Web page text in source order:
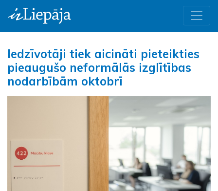
Iedzīvotāji tiek aicināti pieteikties
pieaugušo neformālās izglītības
nodarbībām oktobrī